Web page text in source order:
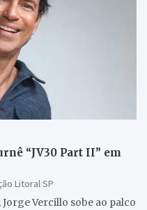
“JV30 Part II” em
Litoral SP
Vercillo sobe ao palco